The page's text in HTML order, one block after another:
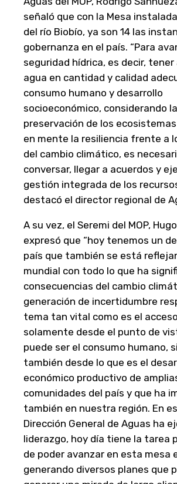
señaló que con la Mesa
del río Biobío, ya son 14 las
gobernanza en el país. “Para
seguridad hídrica, es decir, tener
agua en cantidad y calidad
consumo humano y desarrollo
socioeconómico, considerando la
preservación de los
en mente la resiliencia frente a
del cambio climático, es
conversar, llegar a acuerdos y
gestión integrada de los
destacó el director regional de
A su vez, el Seremi del MOP,
expresó que “hoy tenemos un
país que también se está
mundial con todo lo que ha
consecuencias del cambio
generación de incertidumbre
tema tan vital como es el
solamente desde el punto de
puede ser el consumo humano,
también desde lo que es el
económico productivo de
comunidades del país y que ha
también en nuestra región. En
Dirección General de Aguas ha
liderazgo, hoy día tiene la tarea
de poder avanzar en esta mesa
generando diversos planes que